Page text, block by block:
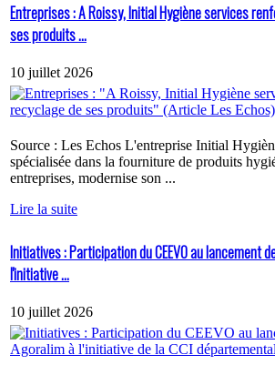
Entreprises : A Roissy, Initial Hygiène services
ses produits ...
10 juillet 2026
Source : Les Echos L'entreprise Initial
spécialisée dans la fourniture de produits
entreprises, modernise son ...
Lire la suite
Initiatives : Participation du CEEVO au lancement
l'initiative ...
10 juillet 2026